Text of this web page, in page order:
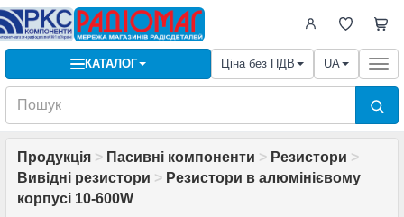
КАТАЛОГ Ціна без ПДВ UA
Продукція > Пасивні компоненти > Резистори >
Вивідні резистори > Резистори в алюмінієвому
корпусі 10-600W